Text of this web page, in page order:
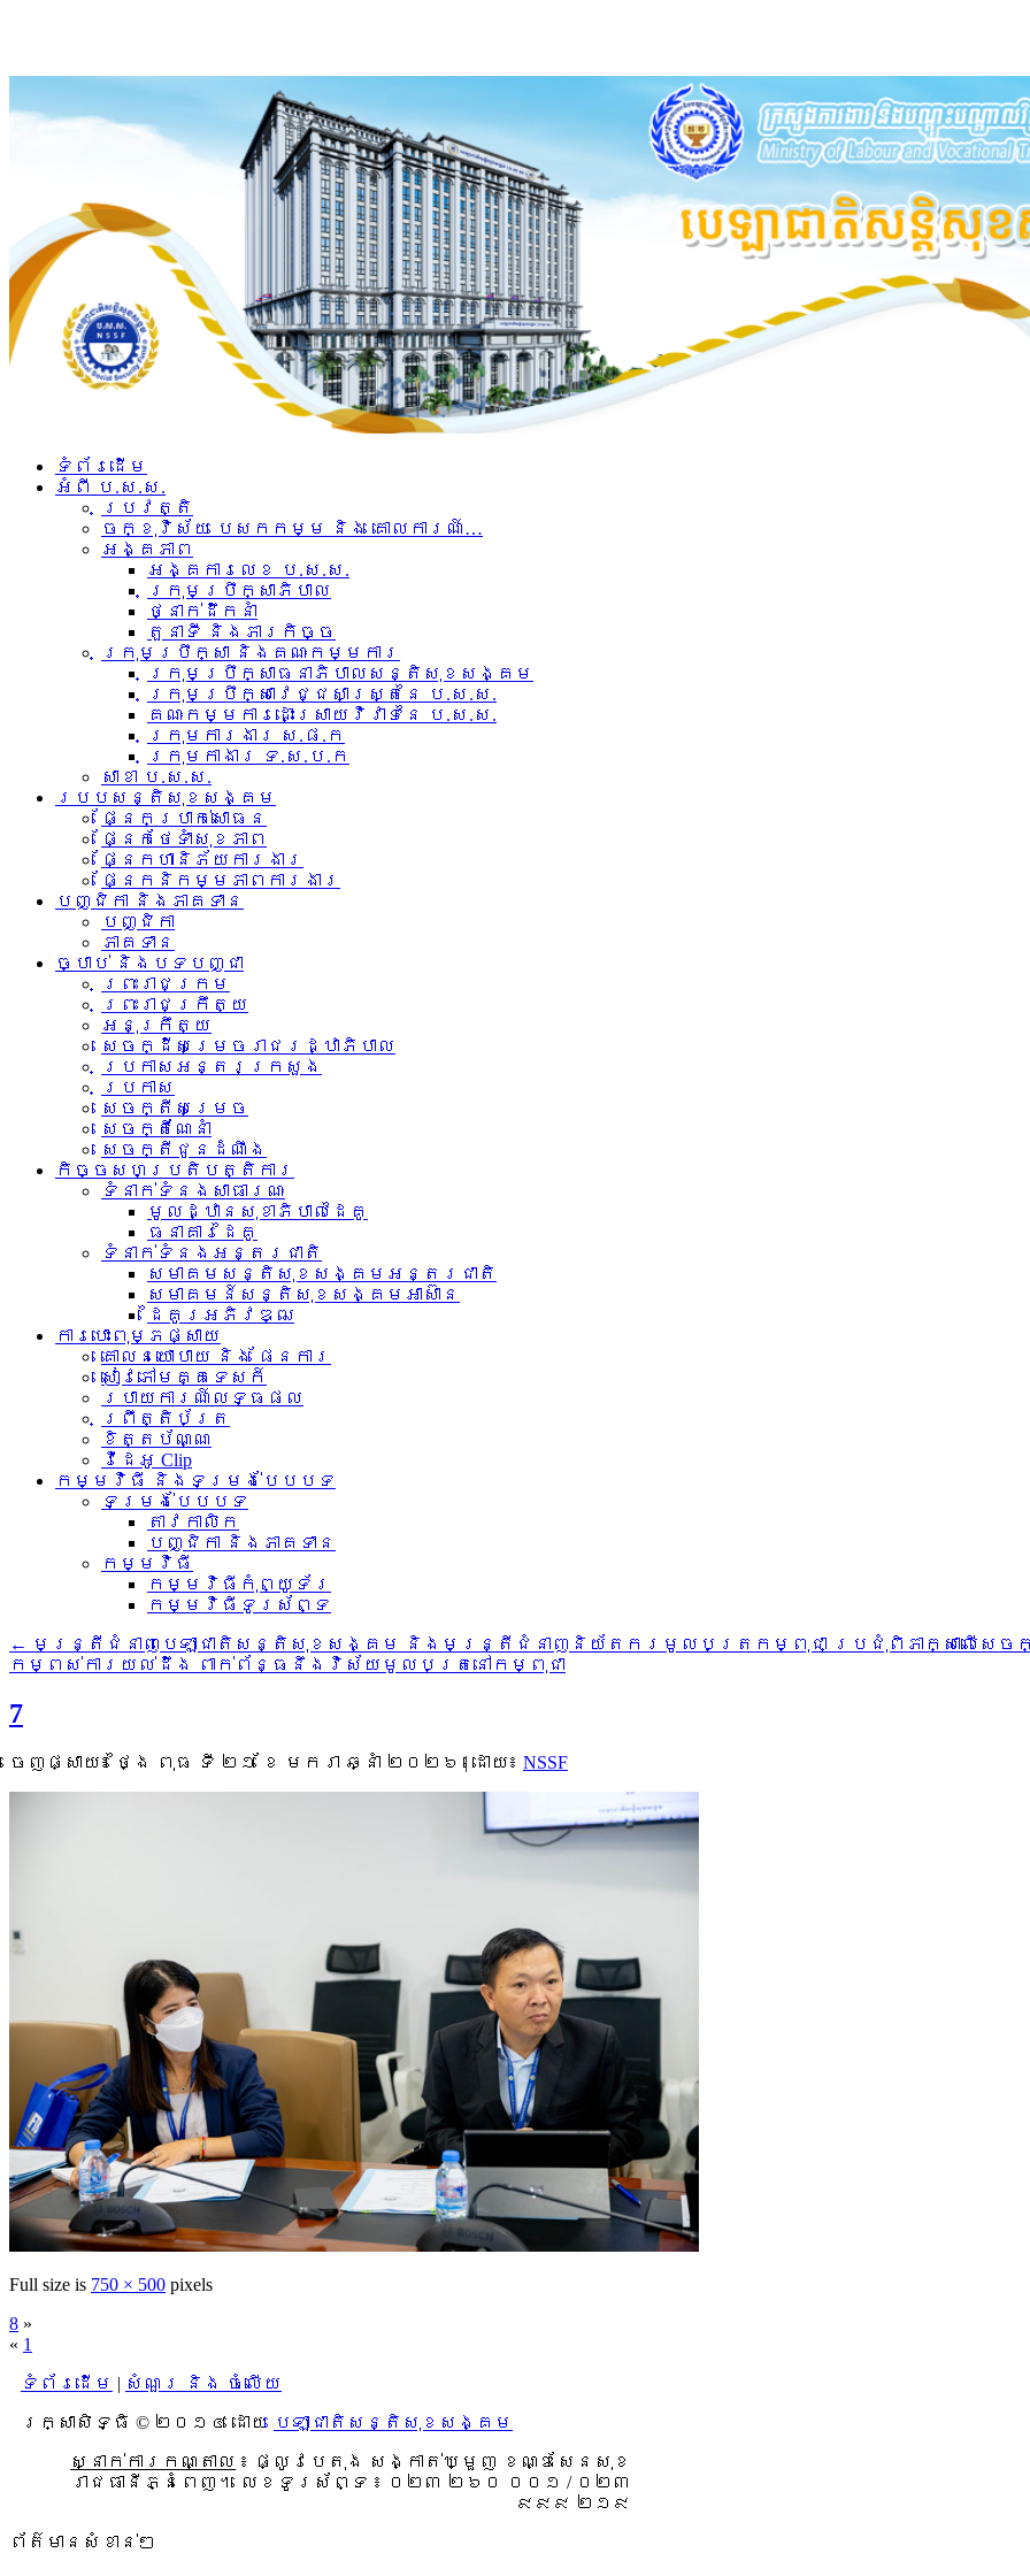
ទំព័រដើម
អំពី​ ប.ស.ស.
ប្រវត្តិ
ចក្ខុវិស័យ បេសកកម្ម និង គោលការណ៍…
អង្គភាព
អង្គការលេខ ប.ស.ស.
ក្រុមប្រឹក្សាភិបាល
ថ្នាក់ដឹកនាំ
តួនាទី និងភារកិច្ច
ក្រុមប្រឹក្សា និងគណៈកម្មការ
ក្រុមប្រឹក្សាធនាភិបាលសន្តិសុខសង្គម
ក្រុមប្រឹក្សាវេជ្ជសាស្រ្តនៃ ប.ស.ស.
គណៈកម្មការដោះស្រាយវិវាទនៃ ប.ស.ស.
ក្រុមការងារ​ ស.ផ.ក
ក្រុមកាងារ ទ.ស.ប.ក
សាខា ប.ស.ស.
របបសន្តិសុខសង្គម
ផ្នែកប្រាក់សោធន
ផ្នែកថែទាំសុខភាព
ផ្នែកហានិភ័យការងារ
ផ្នែកនិកម្មភាពការងារ
បញ្ជិកា និងភាគទាន
បញ្ជិកា
ភាគទាន
ច្បាប់ និងបទបញ្ជា
ព្រះរាជក្រម
ព្រះរាជក្រឹត្យ
អនុក្រឹត្យ
សេចក្ដីសម្រេចរាជរដ្ឋាភិបាល
ប្រកាសអន្តរក្រសួង
ប្រកាស
សេចក្តីសម្រេច
សេចក្តីណែនាំ
សេចក្តីជូនដំណឹង
កិច្ចសហប្រតិបត្តិការ
ទំនាក់ទំនង​សាធារណៈ
មូលដ្ឋានសុខាភិបាលដៃគូ
ធនាគារដៃគូ
ទំនាក់​ទំនង​អន្តរ​ជាតិ
សមាគមសន្តិសុខសង្គមអន្តរជាតិ
សមាគមន៍សន្តិសុខសង្គមអាស៊ាន​
ដៃគូរអភិវឌ្ឍ
ការបោះពុម្ភផ្សាយ
គោលនយោបាយ និង ផែនការ
សៀវភៅមគ្គទេសក៍
របាយការណ៍លទ្ធផល
ព្រឹត្តិប័ត្រ
ខិត្តប័ណ្ណ
វីដេអូ Clip
កម្មវិធី និងទម្រង់បែបបទ
ទម្រង់បែបបទ
តាវកាលិក
បញ្ជិកា និងភាគទាន
កម្មវិធី
កម្មវិធីកុំព្យូទ័រ
កម្មវិធីទូរស័ព្ទ
← មន្ត្រីជំនាញបេឡាជាតិសន្តិសុខសង្គម និងមន្ត្រីជំនាញនិយ័តករមូលបត្រកម្ពុជា ប្រជុំពិភាក្សាលើសេចក្
កម្ពស់ការយល់ដឹង ពាក់ព័ន្ធនឹងវិស័យមូលបត្រនៅកម្ពុជា
7
ចេញផ្សាយ៖ ថ្ងៃ ពុធ ទី ២១ ខែ មករា ឆ្នាំ ២០២៦ | ដោយ៖ NSSF
Full size is 750 × 500 pixels
8 »
« 1
ទំព័រដើម | សំណួរ និង ចំលើយ
រក្សាសិទ្ធិ © ២០១៤ ដោយ​ បេឡាជាតិសន្តិសុខសង្គម
ស្នាក់ការកណ្តាល ៖ ផ្លូវបេតុង សង្កាត់ឃ្មួញ ខណ្ឌសែនសុខ
រាជធានីភ្នំពេញ។ លេខទូរស័ព្ទ ៖ ០២៣ ២៦០ ០០១ / ០២៣
៩៩៩ ២១៩
ព័ត៌មានសំខាន់ៗ